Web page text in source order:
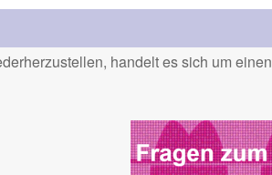
handelt es sich um einen